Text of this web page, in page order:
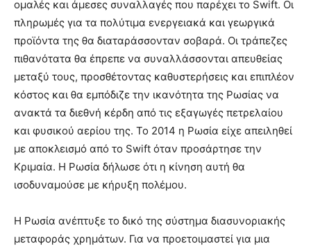
ομαλές και άμεσες συναλλαγές που παρέχει το Swift. Οι
πληρωμές για τα πολύτιμα ενεργειακά και γεωργικά
προϊόντα της θα διαταράσσονταν σοβαρά. Οι τράπεζες
πιθανότατα θα έπρεπε να συναλλάσσονται απευθείας
μεταξύ τους, προσθέτοντας καθυστερήσεις και επιπλέον
κόστος και θα εμπόδιζε την ικανότητα της Ρωσίας να
ανακτά τα διεθνή κέρδη από τις εξαγωγές πετρελαίου
και φυσικού αερίου της. Το 2014 η Ρωσία είχε απειληθεί
με αποκλεισμό από το Swift όταν προσάρτησε την
Κριμαία. Η Ρωσία δήλωσε ότι η κίνηση αυτή θα
ισοδυναμούσε με κήρυξη πολέμου.
Η Ρωσία ανέπτυξε το δικό της σύστημα διασυνοριακής
μεταφοράς χρημάτων. Για να προετοιμαστεί για μια